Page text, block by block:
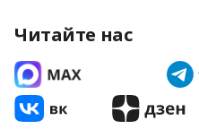
Читайте нас